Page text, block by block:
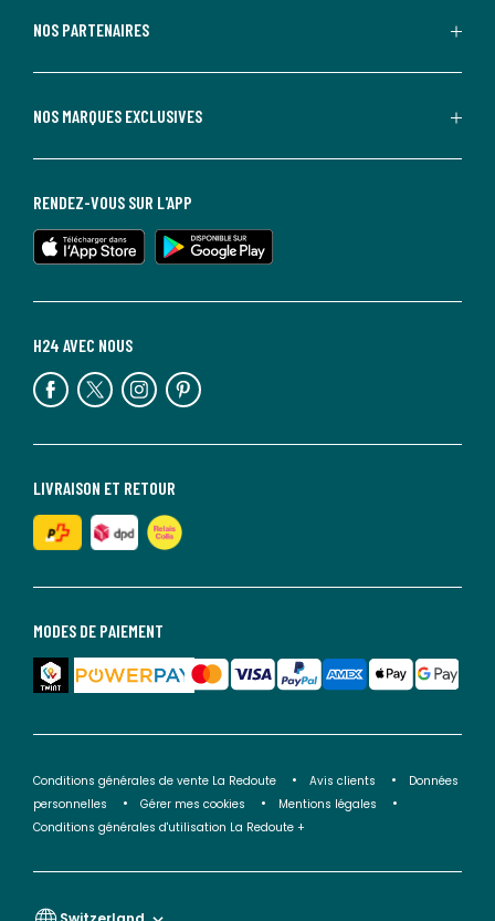
NOS PARTENAIRES
NOS MARQUES EXCLUSIVES
MODES DE PAIEMENT
LIVRAISON ET RETOUR
H24 AVEC NOUS
RENDEZ-VOUS SUR L'APP
Conditions générales de vente La Redoute Avis clients
Données
personnelles
Gérer mes cookies
Mentions légales
Conditions générales d'utilisation La Redoute +